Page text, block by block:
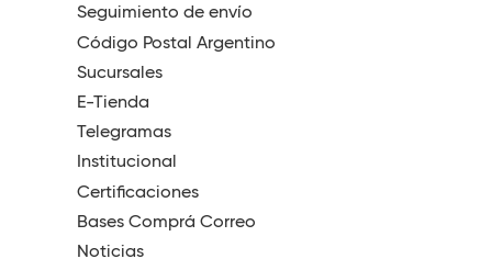
Seguimiento de envío
Código Postal Argentino
Sucursales
E-Tienda
Telegramas
Institucional
Certificaciones
Bases Comprá Correo
Noticias